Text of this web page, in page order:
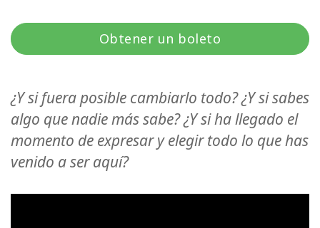
Access
Regiones
Clases
Facilitadores
Obtener un boleto
¿Y si fuera posible cambiarlo todo? ¿Y si sabes
algo que nadie más sabe? ¿Y si ha llegado el
momento de expresar y elegir todo lo que has
venido a ser aquí?